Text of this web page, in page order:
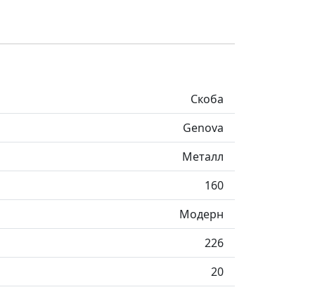
Скоба
Genova
Металл
160
Модерн
226
20